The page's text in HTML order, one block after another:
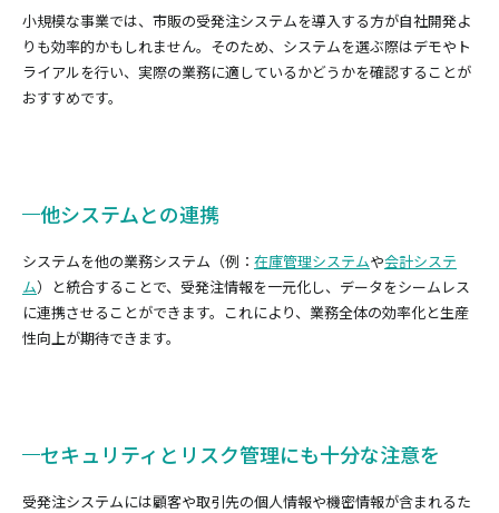
小規模な事業では、市販の受発注システムを導入する方が自社開発よ
りも効率的かもしれません。そのため、システムを選ぶ際はデモやト
ライアルを行い、実際の業務に適しているかどうかを確認することが
おすすめです。
他システムとの連携
システムを他の業務システム（例： 在庫管理システムや会計システ
ム）と統合することで、受発注情報を一元化し、データをシームレス
に連携させることができます。これにより、業務全体の効率化と生産
性向上が期待できます。
セキュリティとリスク管理にも十分な注意を
受発注システムには顧客や取引先の個人情報や機密情報が含まれるた